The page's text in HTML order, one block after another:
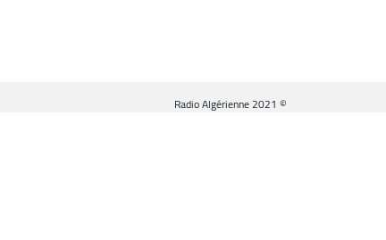
© Radio Algérienne 2021